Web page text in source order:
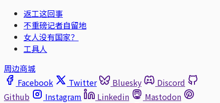
返工这回事
不重磅记者自留地
女人没有国家？
工具人
周边商城
Facebook
Twitter Bluesky
Discord
Github
Instagram Linkedin
Mastodon